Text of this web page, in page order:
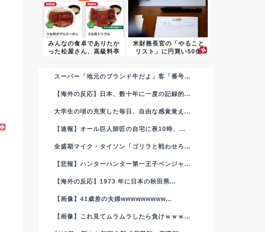
みんなの食卓でありたか
った松屋さん、高級料亭
米財務長官の「やること
リスト」に円買い50億
スーパー「地元のブランド牛だよ」客「番号...
【海外の反応】日本、数十年に一度の記録的...
大学生の頃の充実した毎日、自由な感覚覚え...
【速報】オール巨人師匠の自宅に夜10時、...
全盛期マイク・タイソン「ゴリラと戦わせろ...
【悲報】ハンターハンター第一王子ベンジャ...
【海外の反応】1973 年に日本の秋田県...
【画像】41歳差の夫婦wwwwwwwww...
【画像】これ見てムラムラしたら負けｗｗｗ...